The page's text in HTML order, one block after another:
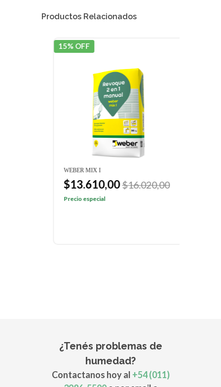
Productos Relacionados
15% OFF
WEBER MIX I
$13.610,00$16.020,00
Precio especial
¿Tenés problemas de
humedad?
Contactanos hoy al +54 (011)